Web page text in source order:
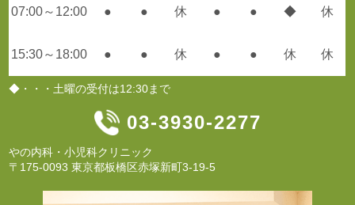
07:00～12:00 ● ● 休 ● ● ◆ 休
15:30～18:00 ● ● 休 ● ● 休 休
◆・・・土曜の受付は12:30まで
03-3930-2277
やの内科・小児科クリニック
〒175-0093 東京都板橋区赤塚新町3-19-5